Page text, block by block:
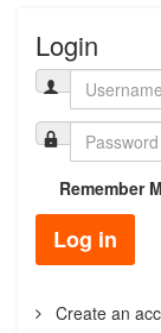
Login
Remember
Log in
Create an